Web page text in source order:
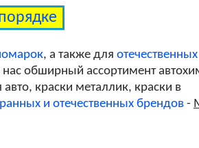
, а также для отечественных
обширный ассортимент
краски металлик, краски в
и отечественных брендов-